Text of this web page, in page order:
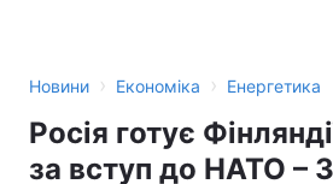
Новини › Економіка › Енергетика
Росія готує
за вступ до НАТО –